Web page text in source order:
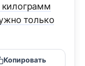
килограмм
только
Копировать